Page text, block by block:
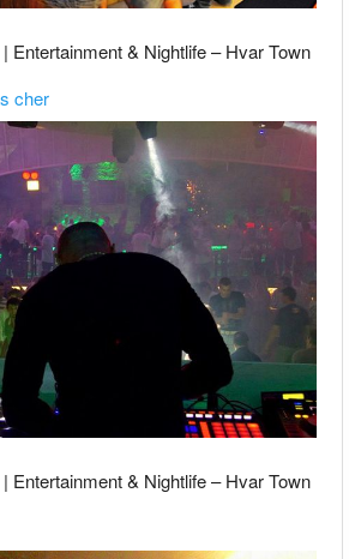
Entertainment & Nightlife – Hvar Town
cher
Entertainment & Nightlife – Hvar Town